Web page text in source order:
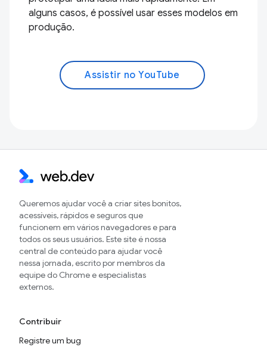
alguns casos, é possível usar esses modelos em
produção.
Assistir no YouTube
Queremos ajudar você a criar sites bonitos,
acessíveis, rápidos e seguros que
funcionem em vários navegadores e para
todos os seus usuários. Este site é nossa
central de conteúdo para ajudar você
nessa jornada, escrito por membros da
equipe do Chrome e especialistas
externos.
Contribuir
Registre um bug